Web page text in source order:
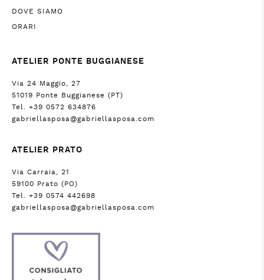
DOVE SIAMO
ORARI
ATELIER PONTE BUGGIANESE
Via 24 Maggio, 27
51019 Ponte Buggianese (PT)
Tel. +39 0572 634876
gabriellasposa@gabriellasposa.com
ATELIER PRATO
Via Carraia, 21
59100 Prato (PO)
Tel. +39 0574 442698
gabriellasposa@gabriellasposa.com